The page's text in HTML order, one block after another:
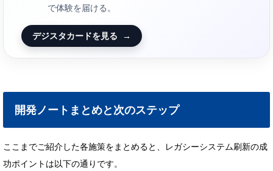
で体験を届ける。
デジスタカードを見る →
開発ノートまとめと次のステップ
ここまでご紹介した各施策をまとめると、レガシーシステム刷新の成
功ポイントは以下の通りです。